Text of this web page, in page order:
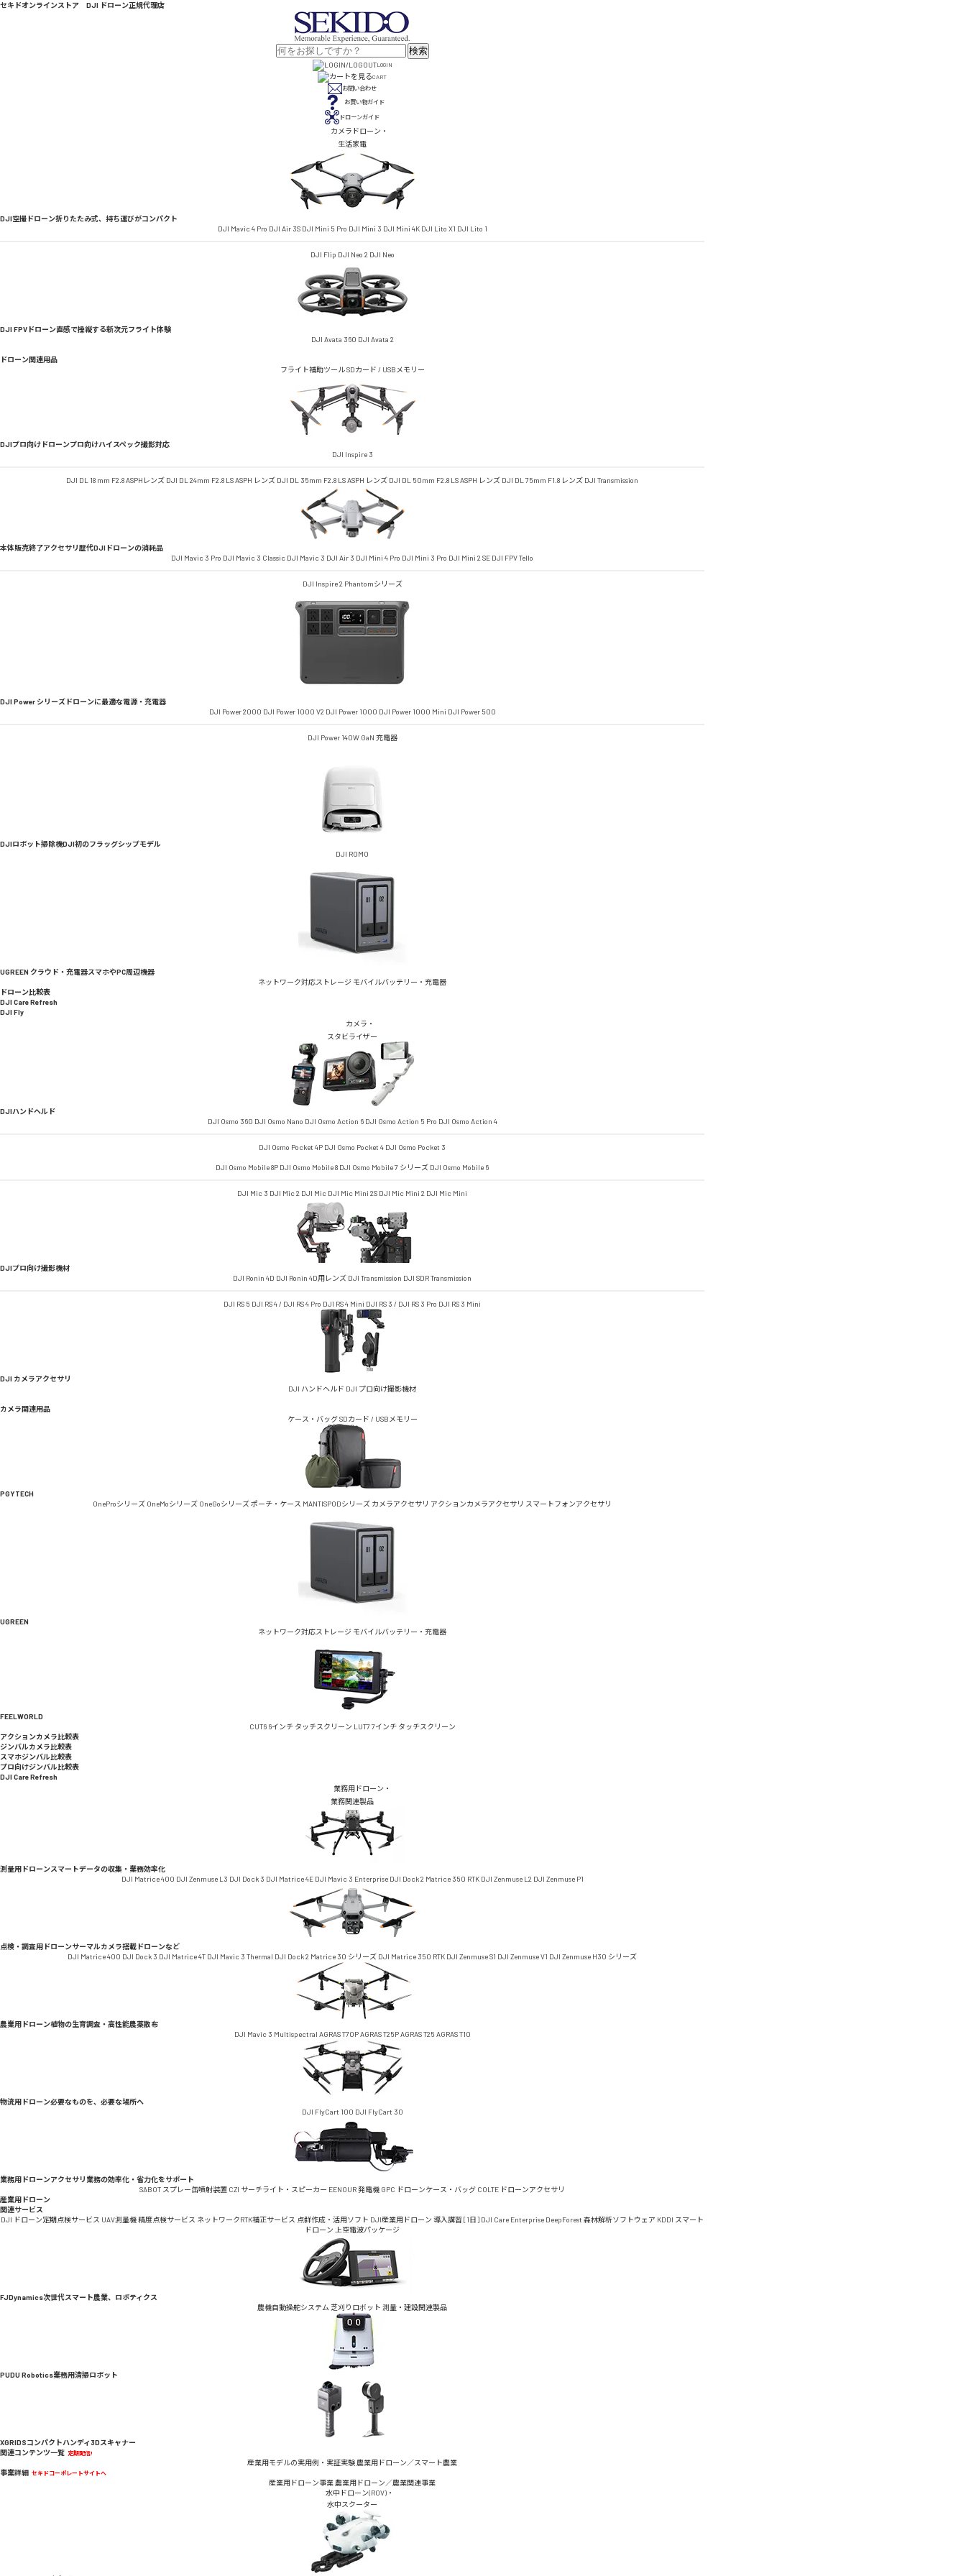
セキドオンラインストア DJI ドローン正規代理店
検索
LOGIN
CART
お問い合わせ
お買い物ガイド
ドローンガイド
カメラドローン・
生活家電
DJI空撮ドローン折りたたみ式、持ち運びがコンパクト
DJI Mavic 4 Pro DJI Air 3S DJI Mini 5 Pro DJI Mini 3 DJI Mini 4K DJI Lito X1 DJI Lito 1
DJI Flip DJI Neo 2 DJI Neo
DJI FPVドローン直感で操縦する新次元フライト体験
DJI Avata 360 DJI Avata 2
ドローン関連用品
フライト補助ツール SDカード / USBメモリー
DJIプロ向けドローンプロ向けハイスペック撮影対応
DJI Inspire 3
DJI DL 18 mm F2.8 ASPHレンズ DJI DL 24mm F2.8 LS ASPH レンズ DJI DL 35mm F2.8 LS ASPH レンズ DJI DL 50mm F2.8 LS ASPH レンズ DJI DL 75mm F1.8 レンズ DJI Transmission
本体販売終了アクセサリ歴代DJIドローンの消耗品
DJI Mavic 3 Pro DJI Mavic 3 Classic DJI Mavic 3 DJI Air 3 DJI Mini 4 Pro DJI Mini 3 Pro DJI Mini 2 SE DJI FPVTello
DJI Inspire 2 Phantomシリーズ
DJI Power シリーズドローンに最適な電源・充電器
DJI Power 2000 DJI Power 1000 V2 DJI Power 1000 DJI Power 1000 Mini DJI Power 500
DJI Power 140W GaN 充電器
DJIロボット掃除機DJI初のフラッグシップモデル
DJI ROMO
UGREEN クラウド・充電器スマホやPC周辺機器
ネットワーク対応ストレージ モバイルバッテリー・充電器
ドローン比較表
DJI Care Refresh
DJI Fly
カメラ・
スタビライザー
DJIハンドヘルド
DJI Osmo 360 DJI Osmo Nano DJI Osmo Action 6 DJI Osmo Action 5 Pro DJI Osmo Action 4
DJI Osmo Pocket 4P DJI Osmo Pocket 4 DJI Osmo Pocket 3
DJI Osmo Mobile 8P DJI Osmo Mobile 8 DJI Osmo Mobile 7 シリーズ DJI Osmo Mobile 6
DJI Mic 3 DJI Mic 2 DJI Mic DJI Mic Mini 2S DJI Mic Mini 2 DJI Mic Mini
DJIプロ向け撮影機材
DJI Ronin 4D DJI Ronin 4D用レンズ DJI Transmission DJI SDR Transmission
DJI RS 5 DJI RS 4 / DJI RS 4 Pro DJI RS 4 Mini DJI RS 3 / DJI RS 3 Pro DJI RS 3 Mini
DJI カメラアクセサリ
DJI ハンドヘルド DJI プロ向け撮影機材
カメラ関連用品
ケース・バッグ SDカード / USBメモリー
PGYTECH
OneProシリーズ OneMoシリーズ OneGoシリーズポーチ・ケース MANTISPODシリーズ カメラアクセサリ アクションカメラアクセサリ スマートフォンアクセサリ
UGREEN
ネットワーク対応ストレージ モバイルバッテリー・充電器
FEELWORLD
CUT6 6インチ タッチスクリーン LUT7 7インチ タッチスクリーン
アクションカメラ比較表
ジンバルカメラ比較表
スマホジンバル比較表
プロ向けジンバル比較表
DJI Care Refresh
業務用ドローン・
業務関連製品
測量用ドローンスマートデータの収集・業務効率化
DJI Matrice 400 DJI Zenmuse L3 DJI Dock 3 DJI Matrice 4E DJI Mavic 3 Enterprise DJI Dock 2 Matrice 350 RTK DJI Zenmuse L2 DJI Zenmuse P1
点検・調査用ドローンサーマルカメラ搭載ドローンなど
DJI Matrice 400 DJI Dock 3 DJI Matrice 4T DJI Mavic 3 Thermal DJI Dock 2 Matrice 30 シリーズ DJI Matrice 350 RTK DJI Zenmuse S1 DJI Zenmuse V1 DJI Zenmuse H30 シリーズ
農業用ドローン植物の生育調査・高性能農薬散布
DJI Mavic 3 Multispectral AGRAS T70P AGRAS T25P AGRAS T25 AGRAS T10
物流用ドローン必要なものを、必要な場所へ
DJI FlyCart 100 DJI FlyCart 30
業務用ドローンアクセサリ 業務の効率化・省力化をサポート
SABOT スプレー缶噴射装置 CZI サーチライト・スピーカー EENOUR 発電機 GPC ドローンケース・バッグ COLTE ドローンアクセサリ
産業用ドローン
関連サービス
DJI ドローン定期点検サービス UAV測量機 精度点検サービス ネットワークRTK補正サービス 点群作成・活用ソフト DJI産業用ドローン 導入講習 [1日] DJI Care Enterprise DeepForest 森林解析ソフトウェア KDDI スマート
ドローン 上空電波パッケージ
FJDynamics次世代スマート農業、ロボティクス
農機自動操舵システム 芝刈りロボット 測量・建設関連製品
PUDU Robotics業務用清掃ロボット
XGRIDSコンパクトハンディ3Dスキャナー
関連コンテンツ一覧 定期配信!
産業用モデルの実用例・実証実験 農業用ドローン／スマート農業
事業詳細 セキドコーポレートサイトへ
産業用ドローン事業 農業用ドローン／農業関連事業
水中ドローン(ROV)・
水中スクーター